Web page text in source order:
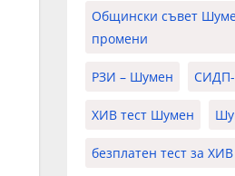
Общински съвет
промени
РЗИ – Шумен
ХИВ тест Шумен
безплатен тест за ХИВ